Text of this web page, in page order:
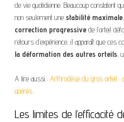
de vie quotidienne. Beaucoup constatent
non seulement une stabilité maximale
correction progressive de l’orteil
retours d’expérience, il apparaît que ces
la déformation des autres orteils,
A lire aussi : Arthrodèse du gros orteil :
opérés
Les limites de l’efficacité